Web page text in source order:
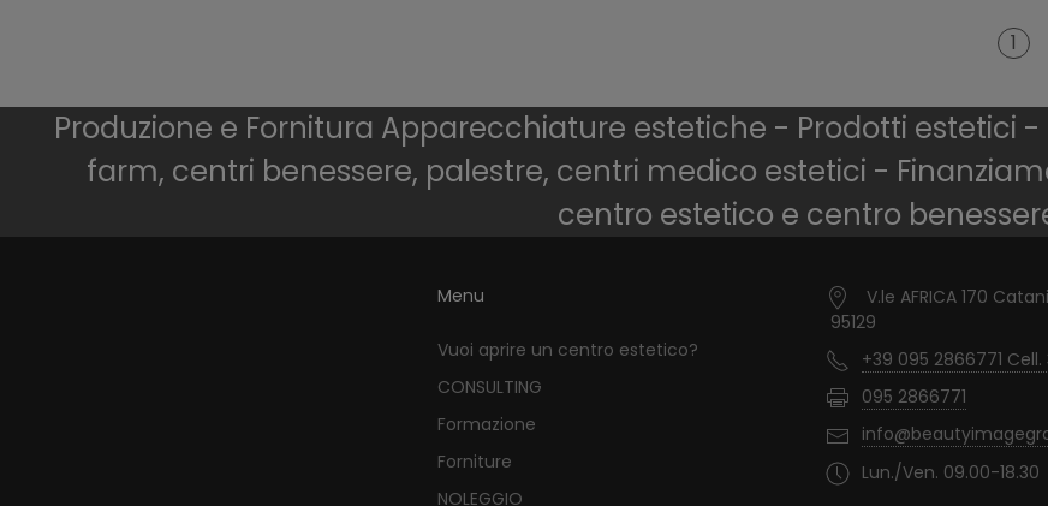
1
Produzione e Fornitura Apparecchiature estetiche - Prodotti estetici
farm, centri benessere, palestre, centri medico estetici -
centro estetico e centro
Menu
Vuoi aprire un centro estetico?
CONSULTING
Formazione
Forniture
NOLEGGIO
V.le AFRICA 170
95129
+39 095 2866771
095 2866771
Lun./Ven. 09.00-18.30